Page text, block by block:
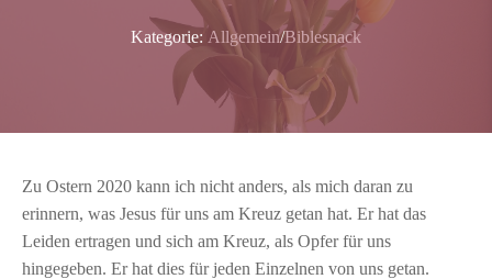
Kategorie: Allgemein/Biblesnack
Zu Ostern 2020 kann ich nicht anders, als mich daran zu
erinnern, was Jesus für uns am Kreuz getan hat. Er hat das
Leiden ertragen und sich am Kreuz, als Opfer für uns
hingegeben. Er hat dies für jeden Einzelnen von uns getan.